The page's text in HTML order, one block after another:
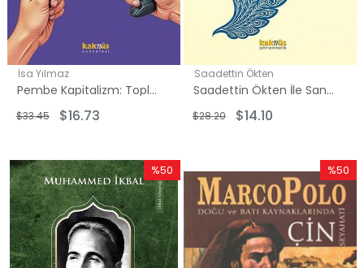
İsa Yılmaz
Pembe Kapitalizm: Toplumsal Cinsiyet İdeolojisinin Yeni Pazarı: Kuram ve Analiz
$16.73
$33.45
Saadettin Ökten
Saadettin Ökten İle Sanat Üzerine Düşünceler 2 - İki Cihan Aresinde Sanat
$14.10
$28.20
%50
İndirim
%50İndirim
%50
İndirim